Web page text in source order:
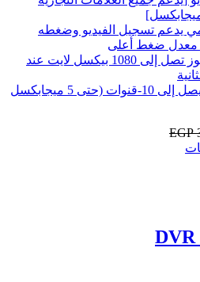
يدعم تسجيل الفيديو وضغطه
قدرة تشفير الرموز تصل إلى 1080 بيكسل لايت عند
مدخل كاميرا IP يصل إلى 10-قنوات (حتى 5 ميجابكسل
EGP
DVR